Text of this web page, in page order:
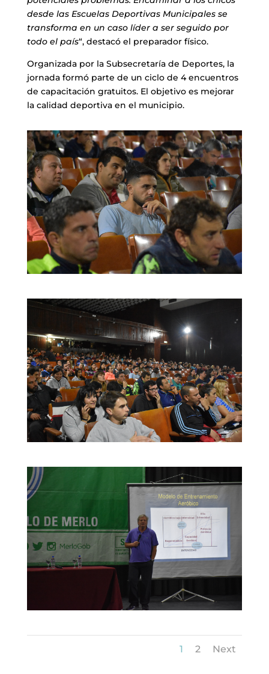
desde las Escuelas Deportivas Municipales se
transforma en un caso líder a ser seguido por
todo el país“, destacó el preparador físico.
Organizada por la Subsecretaría de Deportes, la
jornada formó parte de un ciclo de 4 encuentros
de capacitación gratuitos. El objetivo es mejorar
la calidad deportiva en el municipio.
1 2 Next